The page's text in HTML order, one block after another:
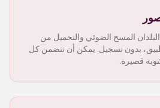
المسح الضوئي والتحميل من
بدون تسجيل. يمكن أن تتضمن كل
قصيرة.